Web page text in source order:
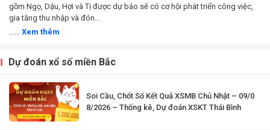
gồm Ngọ, Dậu, Hợi và Tị được dự báo sẽ có cơ hội phát triển công việc,
gia tăng thu nhập và đón…
Xem thêm
Dự đoán xổ số miền Bắc
Soi Cầu, Chốt Số Kết Quả XSMB Chủ Nhật – 09/0
8/2026 – Thống kê, Dự đoán XSKT Thái Bình